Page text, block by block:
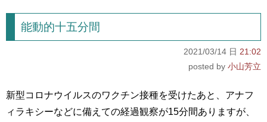
能動的十五分間
2021/03/14 日 21:02
小山芳立
新型コロナウイルスのワクチン接種を受けたあと、アナフ
ィラキシーなどに備えての経過観察が15分間ありますが、